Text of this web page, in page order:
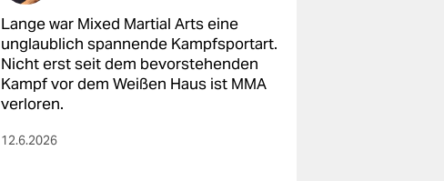
Lange war Mixed Martial Arts eine
unglaublich spannende Kampfsportart.
Nicht erst seit dem bevorstehenden
Kampf vor dem Weißen Haus ist MMA
verloren.
12.6.2026